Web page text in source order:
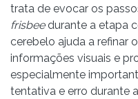
trata de evocar os
frisbeedurante a etapa
cerebelo ajuda a refinar
informações visuais e
especialmente
tentativa e erro durante